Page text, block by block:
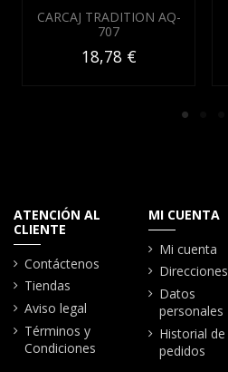
CARCAJ TRADITION AQ-
707
18,78 €
ATENCIÓN AL
CLIENTE
Contáctenos
Tiendas
Aviso legal
Términos y
Condiciones
MI CUENTA
Mi cuenta
Direcciones
Datos
personales
Historial de
pedidos